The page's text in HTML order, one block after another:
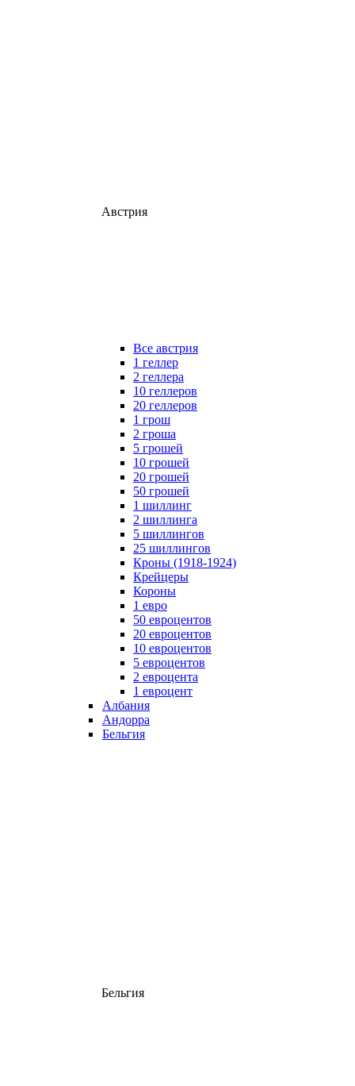
Австрия
Все австрия
1 геллер
2 геллера
10 геллеров
20 геллеров
1 грош
2 гроша
5 грошей
10 грошей
20 грошей
50 грошей
1 шиллинг
2 шиллинга
5 шиллингов
25 шиллингов
Кроны (1918-1924)
Крейцеры
Короны
1 евро
50 евроцентов
20 евроцентов
10 евроцентов
5 евроцентов
2 евроцента
1 евроцент
Албания
Андорра
Бельгия
Бельгия